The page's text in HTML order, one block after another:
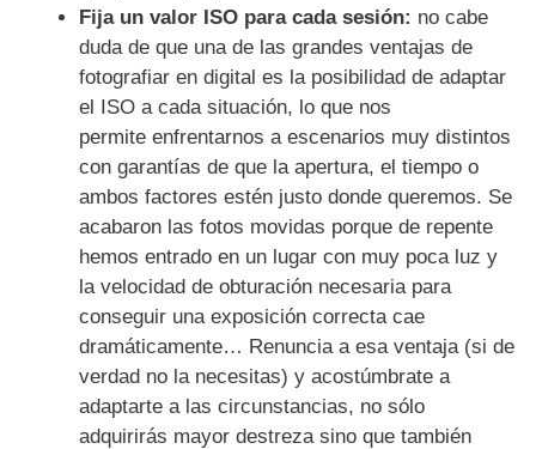
Fija un valor ISO para cada sesión: no cabe
duda de que una de las grandes ventajas de
fotografiar en digital es la posibilidad de adaptar
el ISO a cada situación, lo que nos
permite enfrentarnos a escenarios muy distintos
con garantías de que la apertura, el tiempo o
ambos factores estén justo donde queremos. Se
acabaron las fotos movidas porque de repente
hemos entrado en un lugar con muy poca luz y
la velocidad de obturación necesaria para
conseguir una exposición correcta cae
dramáticamente… Renuncia a esa ventaja (si de
verdad no la necesitas) y acostúmbrate a
adaptarte a las circunstancias, no sólo
adquirirás mayor destreza sino que también